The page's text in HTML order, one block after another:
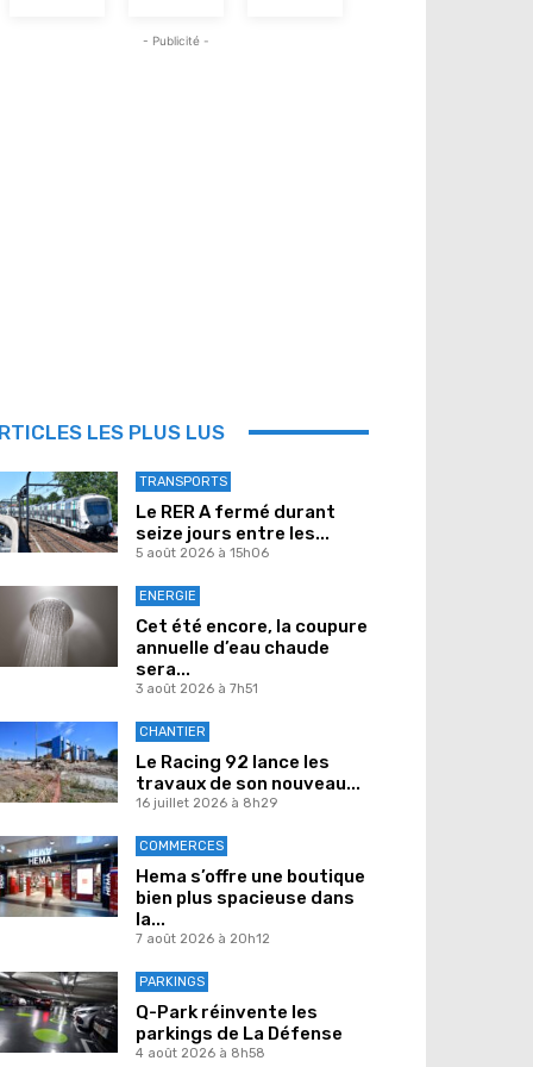
- Publicité -
LES PLUS LUS
TRANSPORTS
Le RER A fermé durant
seize jours entre les...
5 août 2026 à 15h06
ENERGIE
Cet été encore, la coupure
annuelle d’eau chaude
sera...
3 août 2026 à 7h51
CHANTIER
Le Racing 92 lance les
travaux de son nouveau...
16 juillet 2026 à 8h29
COMMERCES
Hema s’offre une boutique
bien plus spacieuse dans
la...
7 août 2026 à 20h12
PARKINGS
Q-Park réinvente les
parkings de La Défense
4 août 2026 à 8h58